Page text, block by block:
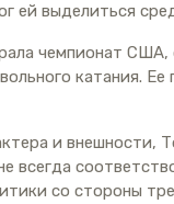
ей выделиться
чемпионат
катания.
и внешности,
всегда
со стороны